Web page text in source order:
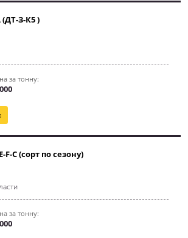
З-К5 )
за тонну:
C (сорт по сезону)
за тонну: